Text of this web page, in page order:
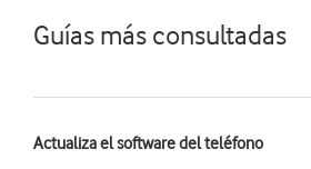
Guías más consultadas
Actualiza el software del teléfono